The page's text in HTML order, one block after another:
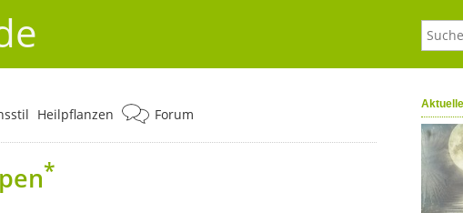
Heilpflanzen Forum
*